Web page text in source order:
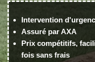
Intervention
Assuré par AXA
Prix compétitifs,
fois sans frais